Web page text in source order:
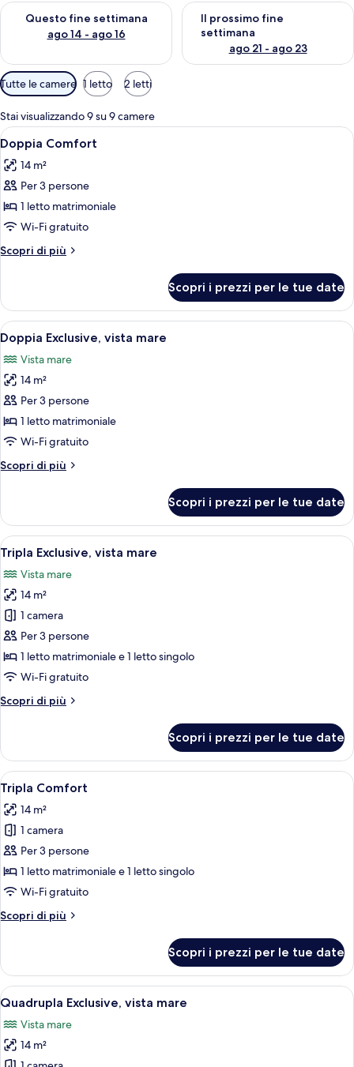
Questo fine settimana
ago 14 - ago 16
Verifica la disponibilità per questo fine settimana, ago 14 -
Il prossimo fine
settimana
ago 21 - ago 23
Verifica la disponibilità per il
Filtri
disponibili
per
le
camere
Tutte le camere 1 letto 2 letti
Stai visualizzando 9 su 9 camere
Apri
tutte
le
foto
per
Doppia
Comfort
Una camera d'albergo con un letto,
4
Doppia Comfort
14 m²
Per 3 persone
1 letto matrimoniale
Wi-Fi gratuito
Scopri di più
Altri
Comfort
Scopri i prezzi per le tue date
Apri
tutte
le
foto
per
Doppia
Exclusive,
mare
Doppia Exclusive, vista mare | Una
8
Doppia Exclusive, vista mare
Vista mare
14 m²
Per 3 persone
1 letto matrimoniale
Wi-Fi gratuito
Scopri di più
Altri
Exclusive,
vista
mare
Scopri i prezzi per le tue date
Apri
tutte
le
foto
per
Tripla
Exclusive,
vista
Camera d'albergo con un letto, una
7
Tripla Exclusive, vista mare
Vista mare
14 m²
1 camera
Per 3 persone
1 letto matrimoniale e 1 letto singolo
Wi-Fi gratuito
Scopri di più
Altri
Exclusive,
vista
mare
Scopri i prezzi per le tue date
Apri
tutte
le
foto
per
Tripla
Comfort
Una camera d'albergo con un letto,
5
Tripla Comfort
14 m²
1 camera
Per 3 persone
1 letto matrimoniale e 1 letto singolo
Wi-Fi gratuito
Scopri di più
Altri
Comfort
Scopri i prezzi per le tue date
Apri
tutte
le
foto
Camera d'albergo con un letto, una
5
Quadrupla Exclusive, vista mare
Vista mare
14 m²